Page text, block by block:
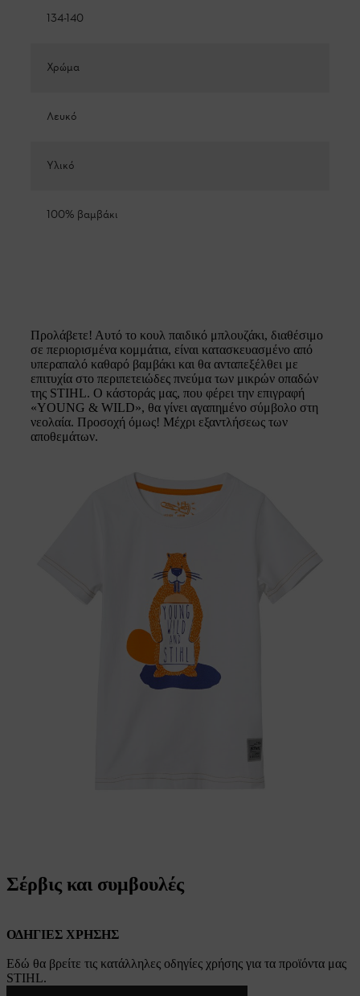
134-140
Χρώμα
Λευκό
Υλικό
100% βαμβάκι
Προλάβετε! Αυτό το κουλ παιδικό μπλουζάκι, διαθέσιμο
σε περιορισμένα κομμάτια, είναι κατασκευασμένο από
υπεραπαλό καθαρό βαμβάκι και θα ανταπεξέλθει με
επιτυχία στο περιπετειώδες πνεύμα των μικρών οπαδών
της STIHL. Ο κάστοράς μας, που φέρει την επιγραφή
«YOUNG & WILD», θα γίνει αγαπημένο σύμβολο στη
νεολαία. Προσοχή όμως! Μέχρι εξαντλήσεως των
αποθεμάτων.
Σέρβις και συμβουλές
ΟΔΗΓΙΕΣ ΧΡΗΣΗΣ
Εδώ θα βρείτε τις κατάλληλες οδηγίες χρήσης για τα προϊόντα μας
STIHL.